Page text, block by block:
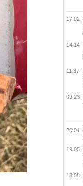
17:02
14:14
11:37
09:23
20:01
19:05
18:08